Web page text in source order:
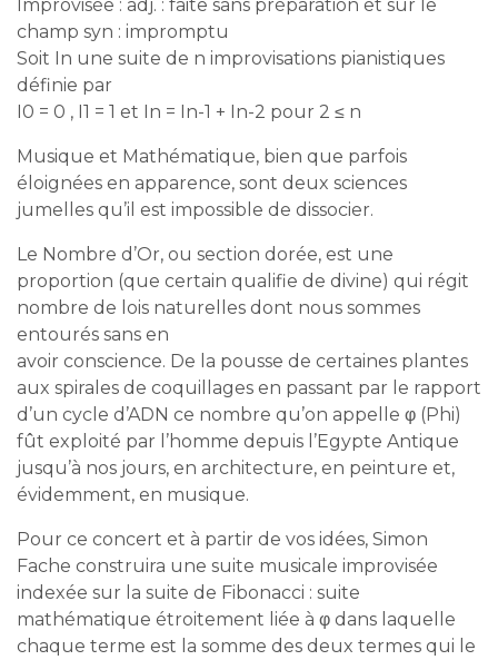
Improvisée : adj. : faite sans préparation et sur le
champ syn : impromptu
Soit In une suite de n improvisations pianistiques
définie par
I0 = 0 , I1 = 1 et In = In-1 + In-2 pour 2 ≤ n
Musique et Mathématique, bien que parfois
éloignées en apparence, sont deux sciences
jumelles qu’il est impossible de dissocier.
Le Nombre d’Or, ou section dorée, est une
proportion (que certain qualifie de divine) qui régit
nombre de lois naturelles dont nous sommes
entourés sans en
avoir conscience. De la pousse de certaines plantes
aux spirales de coquillages en passant par le rapport
d’un cycle d’ADN ce nombre qu’on appelle φ (Phi)
fût exploité par l’homme depuis l’Egypte Antique
jusqu’à nos jours, en architecture, en peinture et,
évidemment, en musique.
Pour ce concert et à partir de vos idées, Simon
Fache construira une suite musicale improvisée
indexée sur la suite de Fibonacci : suite
mathématique étroitement liée à φ dans laquelle
chaque terme est la somme des deux termes qui le